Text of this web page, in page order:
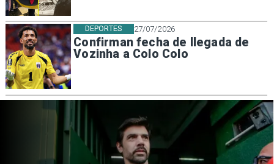
27/07/2026
Confirman fecha de llegada de
Vozinha a Colo Colo
DEPORTES